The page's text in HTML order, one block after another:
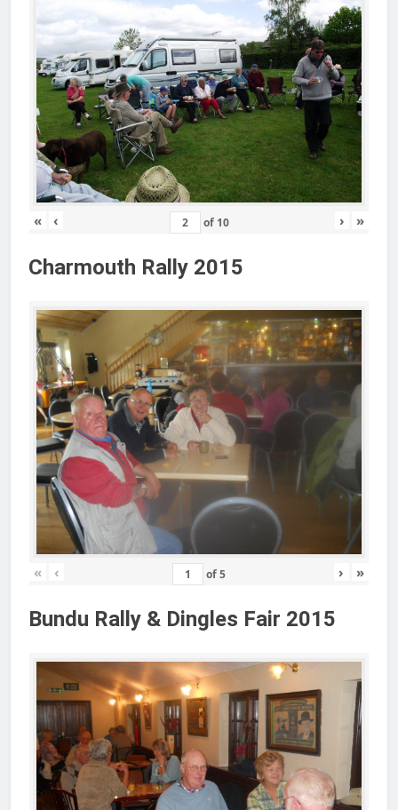
« ‹ of 10 › »
Charmouth Rally 2015
« ‹ of5 › »
Bundu Rally & Dingles Fair 2015